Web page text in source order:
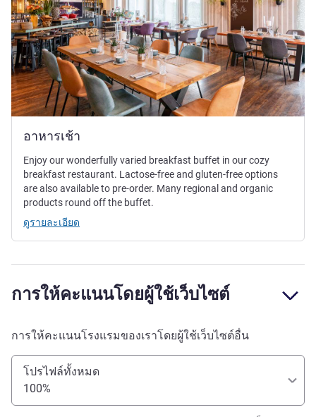
อาหารเช้า
Enjoy our wonderfully varied breakfast buffet in our cozy
breakfast restaurant. Lactose-free and gluten-free options
are also available to pre-order. Many regional and organic
products round off the buffet.
ดูรายละเอียด
การให้คะแนนโดยผู้ใช้เว็บไซต์
การให้คะแนนโรงแรมของเราโดยผู้ใช้เว็บไซต์อื่น
โปรไฟล์ทั้งหมด
100%